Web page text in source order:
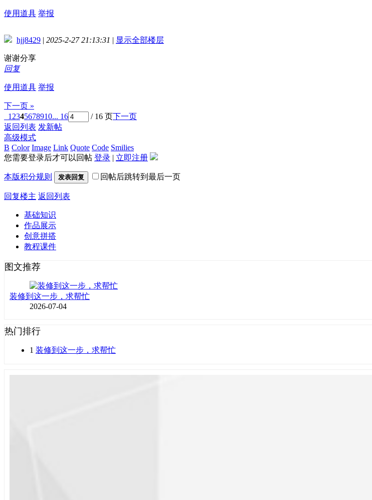
使用道具 举报
hjj8429 | 2025-2-27 21:13:31 | 显示全部楼层
谢谢分享
回复
使用道具 举报
下一页 »
1 2345678910... 16 / 16 页下一页
返回列表 发新帖
高级模式
B Color Image Link Quote Code Smilies
您需要登录后才可以回帖 登录 | 立即注册
本版积分规则 发表回复 回帖后跳转到最后一页
回复楼主 返回列表
基础知识
作品展示
创意拼搭
教程课件
图文推荐
装修到这一步，求帮忙
2026-07-04
热门排行
1 装修到这一步，求帮忙